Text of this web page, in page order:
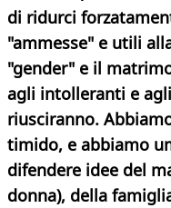
di ridurci
"ammesse" e utili
"gender" e il
agli intolleranti e
riusciranno.
timido, e abbiamo
difendere idee del
donna), della